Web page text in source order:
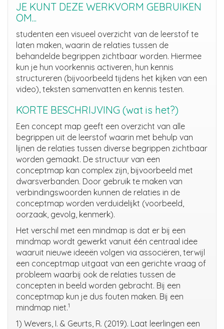
JE KUNT DEZE WERKVORM GEBRUIKEN
OM...
studenten een visueel overzicht van de leerstof te
laten maken, waarin de relaties tussen de
behandelde begrippen zichtbaar worden. Hiermee
kun je hun voorkennis activeren, hun kennis
structureren (bijvoorbeeld tijdens het kijken van een
video), teksten samenvatten en kennis testen.
KORTE BESCHRIJVING (wat is het?)
Een concept map geeft een overzicht van alle
begrippen uit de leerstof waarin met behulp van
lijnen de relaties tussen diverse begrippen zichtbaar
worden gemaakt. De structuur van een
conceptmap kan complex zijn, bijvoorbeeld met
dwarsverbanden. Door gebruik te maken van
verbindingswoorden kunnen de relaties in de
conceptmap worden verduidelijkt (voorbeeld,
oorzaak, gevolg, kenmerk).
Het verschil met een mindmap is dat er bij een
mindmap wordt gewerkt vanuit één centraal idee
waaruit nieuwe ideeën volgen via associëren, terwijl
een conceptmap uitgaat van een gerichte vraag of
probleem waarbij ook de relaties tussen de
concepten in beeld worden gebracht. Bij een
conceptmap kun je dus fouten maken. Bij een
mindmap niet.1
1) Wevers, I. & Geurts, R. (2019). Laat leerlingen een